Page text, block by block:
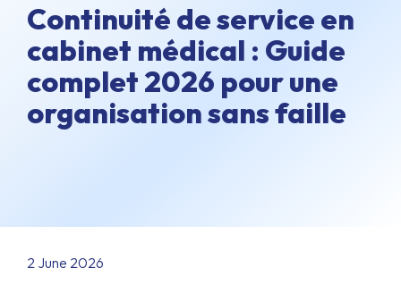
Continuité de service en
cabinet médical : Guide
complet 2026 pour une
organisation sans faille
2 June 2026